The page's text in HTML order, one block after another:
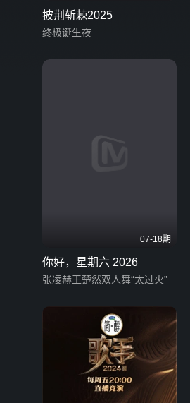
披荆斩棘2025
终极诞生夜
07-18期
你好，星期六 2026
张凌赫王楚然双人舞“太过火”